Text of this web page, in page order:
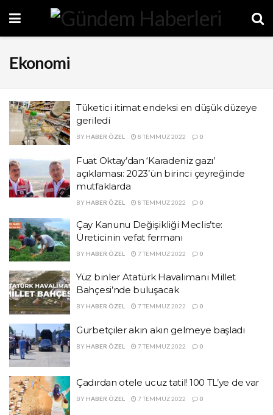
Ekonomi
Tüketici itimat endeksi en düşük düzeye
geriledi
BY HABER ÖZEL 8 TEMMUZ 2022 0
Fuat Oktay’dan ‘Karadeniz gazı’
açıklaması: 2023’ün birinci çeyreğinde
mutfaklarda
BY HABER ÖZEL 8 TEMMUZ 2022 0
Çay Kanunu Değişikliği Meclis’te:
Üreticinin vefat fermanı
BY HABER ÖZEL 7 TEMMUZ 2022 0
Yüz binler Atatürk Havalimanı Millet
Bahçesi’nde buluşacak
BY HABER ÖZEL 7 TEMMUZ 2022 0
Gurbetçiler akın akın gelmeye başladı
BY HABER ÖZEL 7 TEMMUZ 2022 0
Çadırdan otele ucuz tatil! 100 TL’ye de var
BY HABER ÖZEL 7 TEMMUZ 2022 0